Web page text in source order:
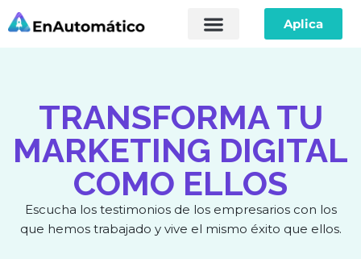
Aplica
TRANSFORMA TU
MARKETING DIGITAL
COMO ELLOS
Escucha los testimonios de los empresarios con los
que hemos trabajado y vive el mismo éxito que ellos.